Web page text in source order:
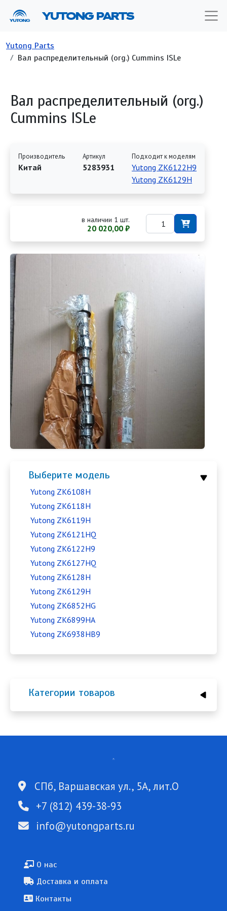
YUTONG PARTS
Строка навигации
Yutong Parts
Вал распределительный (org.) Cummins ISLe
Выберите модель
Yutong ZK6108H
Yutong ZK6118H
Yutong ZK6119H
Yutong ZK6121HQ
Yutong ZK6122H9
Yutong ZK6127HQ
Yutong ZK6128H
Yutong ZK6129H
Yutong ZK6852HG
Yutong ZK6899HA
Yutong ZK6938HB9
Категории товаров
Вал распределительный (org.)
Cummins ISLe
Производитель
Китай
Артикул
5283931
Подходит к моделям
Yutong ZK6122H9
Yutong ZK6129H
в наличии 1 шт.
20 020,00 ₽
СПб, Варшавская ул., 5А, лит.О
+7 (812) 439-38-93
info@yutongparts.ru
Подвал
О нас
Доставка и оплата
Контакты